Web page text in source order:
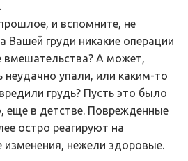
и вспомните, не
Вашей груди никакие операции
вмешательства? А может,
неудачно упали, или каким-то
грудь? Пусть это было
еще в детстве. Поврежденные
остро реагируют на
изменения, нежели здоровые.